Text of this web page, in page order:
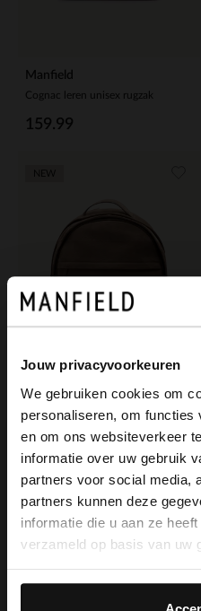
Jouw privacyvoorkeuren
We gebruiken cookies om
personaliseren, om functies
en om ons websiteverkeer
informatie over uw gebruik
partners voor social media,
partners kunnen deze
informatie die u aan ze
verzameld op basis van uw
Manfield
Cognac leren unisex rugzak
159.99
179.99
View this
It looks like your
you like to switch to
English